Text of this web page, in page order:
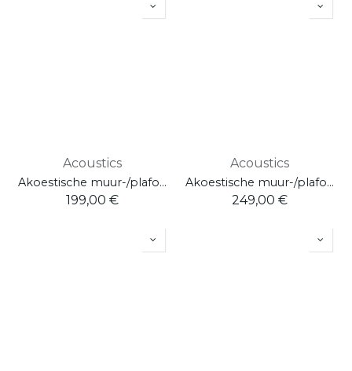
Acoustics
Akoestische muur-/plafondcirckel - 40 cm
199,00 €
Acoustics
Akoestische muur-/plafondcirckel - 80 cm
249,00 €